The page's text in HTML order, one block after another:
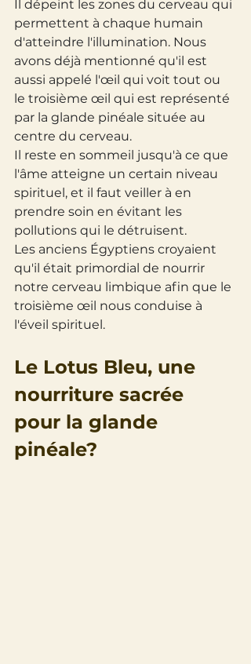
Il dépeint les zones du cerveau qui
permettent à chaque humain
d'atteindre l'illumination. Nous
avons déjà mentionné qu'il est
aussi appelé l'œil qui voit tout ou
le troisième œil qui est représenté
par la glande pinéale située au
centre du cerveau.
Il reste en sommeil jusqu'à ce que
l'âme atteigne un certain niveau
spirituel, et il faut veiller à en
prendre soin en évitant les
pollutions qui le détruisent.
Les anciens Égyptiens croyaient
qu'il était primordial de nourrir
notre cerveau limbique afin que le
troisième œil nous conduise à
l'éveil spirituel.
Le Lotus Bleu, une
nourriture sacrée
pour la glande
pinéale?